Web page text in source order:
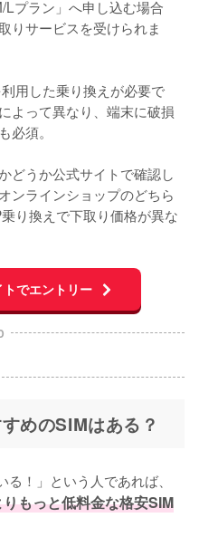
プラン」へ申し込む場合
りサービスを受けられま
用した乗り換えが必要で
よって異なり、端末に破損
須。
どうか公式サイトで確認し
ンラインショップのどちら
り換えで下取り価格が異な
でエントリー
めのSIMはある？
る！」という人であれば、
もっと低料金な格安SIM